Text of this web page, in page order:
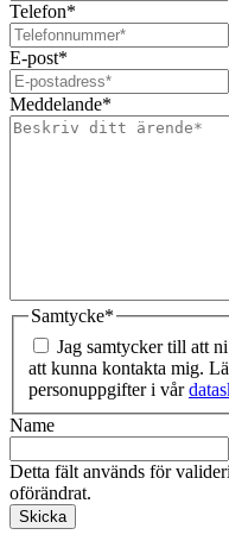
Telefon*
E-post*
Meddelande*
Samtycke*
Jag samtycker till att
att kunna kontakta mig.
personuppgifter i vår
Name
Detta fält används för
oförändrat.